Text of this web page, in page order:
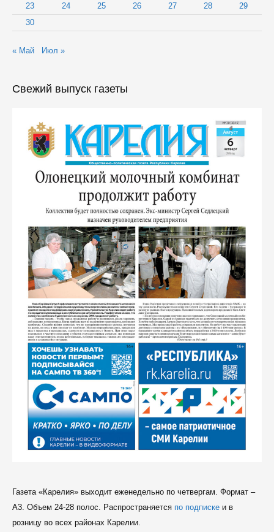
23
24 25 26 27 28
29
30
« Май Июл »
Свежий выпуск газеты
Газета «Карелия» выходит еженедельно по четвергам. Формат –
A3. Объем 24-28 полос. Распространяется по подпискеи в
розницу во всех районах Карелии.